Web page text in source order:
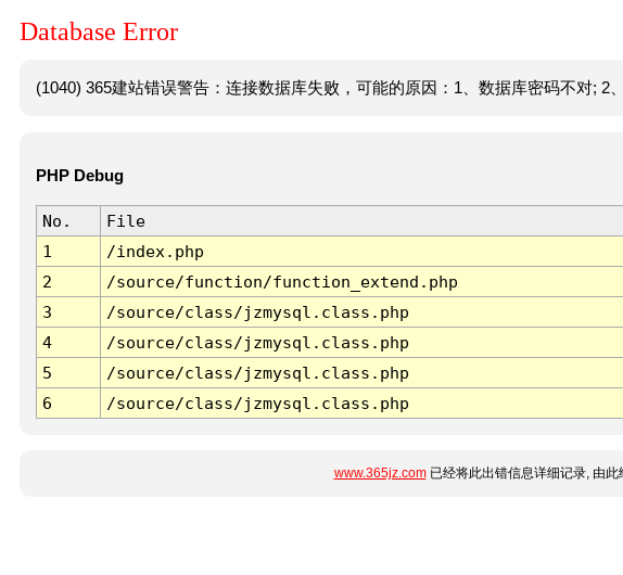
Database Error
(1040) 365建站错误警告：连接数据库失败，可能的原因：1、数据库密码不对; 2
PHP Debug
No. File
1
/index.php
2
/source/function/function_extend.php
3
/source/class/jzmysql.class.php
4
/source/class/jzmysql.class.php
5
/source/class/jzmysql.class.php
6
/source/class/jzmysql.class.php
www.365jz.com已经将此出错信息详细记录, 由